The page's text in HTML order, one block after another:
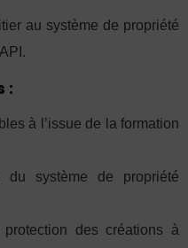
au système de propriété
:
à l’issue de la formation
du système de propriété
des créations à